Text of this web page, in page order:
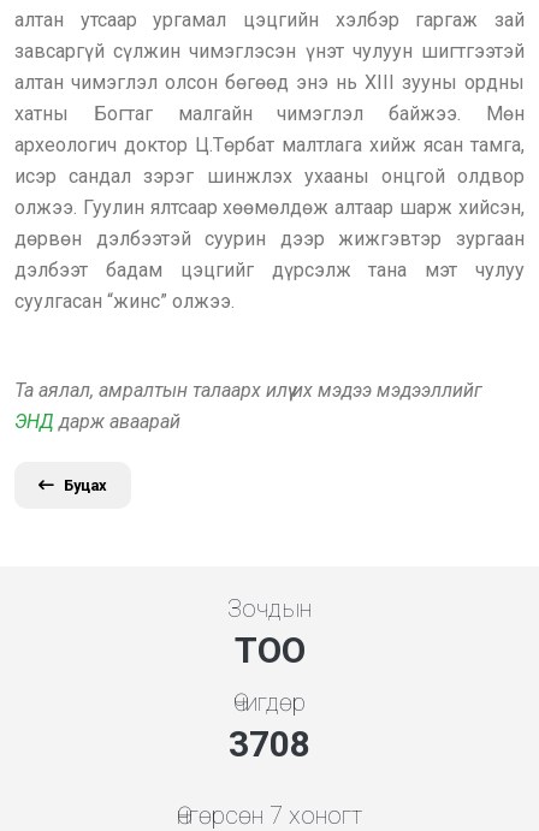
алтан утсаар ургамал цэцгийн хэлбэр гаргаж зай
завсаргүй сүлжин чимэглэсэн үнэт чулуун шигтгээтэй
алтан чимэглэл олсон бөгөөд энэ нь XIII зууны ордны
хатны Богтаг малгайн чимэглэл байжээ. Мөн
археологич доктор Ц.Төрбат малтлага хийж ясан тамга,
исэр сандал зэрэг шинжлэх ухааны онцгой олдвор
олжээ. Гуулин ялтсаар хөөмөлдөж алтаар шарж хийсэн,
дөрвөн дэлбээтэй суурин дээр жижгэвтэр зургаан
дэлбээт бадам цэцгийг дүрсэлж тана мэт чулуу
суулгасан “жинс” олжээ.
Та аялал, амралтын талаарх илүү их мэдээ мэдээллийг
ЭНД дарж аваарай
Буцах
Зочдын
ТОО
Өчигдөр
3994
Өнгөрсөн 7 хоногт